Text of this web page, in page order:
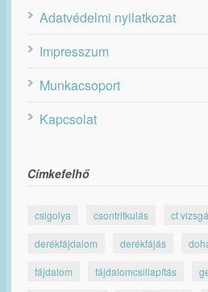
Adatvédelmi nyilatkozat
Impresszum
Munkacsoport
Kapcsolat
Címkefelhő
csigolya csontritkulás ct
derékfájdalom derékfájás
fájdalom fájdalomcsillapítás